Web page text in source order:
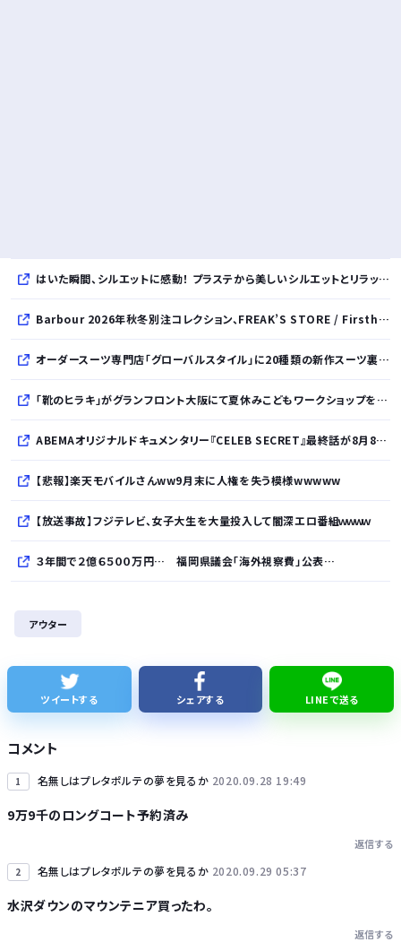
はいた瞬間、シルエットに感動！ プラステから美しいシルエットとリラックス感を両立したタックワイドパンツが登場
Barbour 2026年秋冬別注コレクション、FREAK’S STORE / Firsthand / Freadaから登場
オーダースーツ専門店「グローバルスタイル」に20種類の新作スーツ裏地が登場！おしゃれな花柄・サッカーボール・フラミンゴ・虎・フラガール・リゾート柄など豊富！
「靴のヒラキ」がグランフロント大阪にて夏休みこどもワークショップを開催！親子で楽しむ靴デコレーション体験や足の計測会
ABEMAオリジナルドキュメンタリー『CELEB SECRET』最終話が8月8日放送、MC指原莉乃、満島真之介らがコメント
【悲報】楽天モバイルさんww9月末に人権を失う模様wwwww
【放送事故】フジテレビ、女子大生を大量投入して闇深エロ番組ｗｗｗｗ
３年間で２億６５００万円… 福岡県議会「海外視察費」公表…
【話題】テレ東・田中瞳アナ、ロケ中の“無断撮影”に苦言「カメラを向けられることに恐怖を感じます」
アウター
ツイートする シェアする LINEで送る
コメント
1 名無しはプレタポルテの夢を見るか 2020.09.28 19:49
9万9千のロングコート予約済み
返信する
2 名無しはプレタポルテの夢を見るか 2020.09.29 05:37
水沢ダウンのマウンテニア買ったわ。
返信する